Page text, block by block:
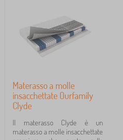
Materasso a molle
insacchettate Ourfamily
Clyde
Il materasso Clyde è un
materasso a molle insacchettate